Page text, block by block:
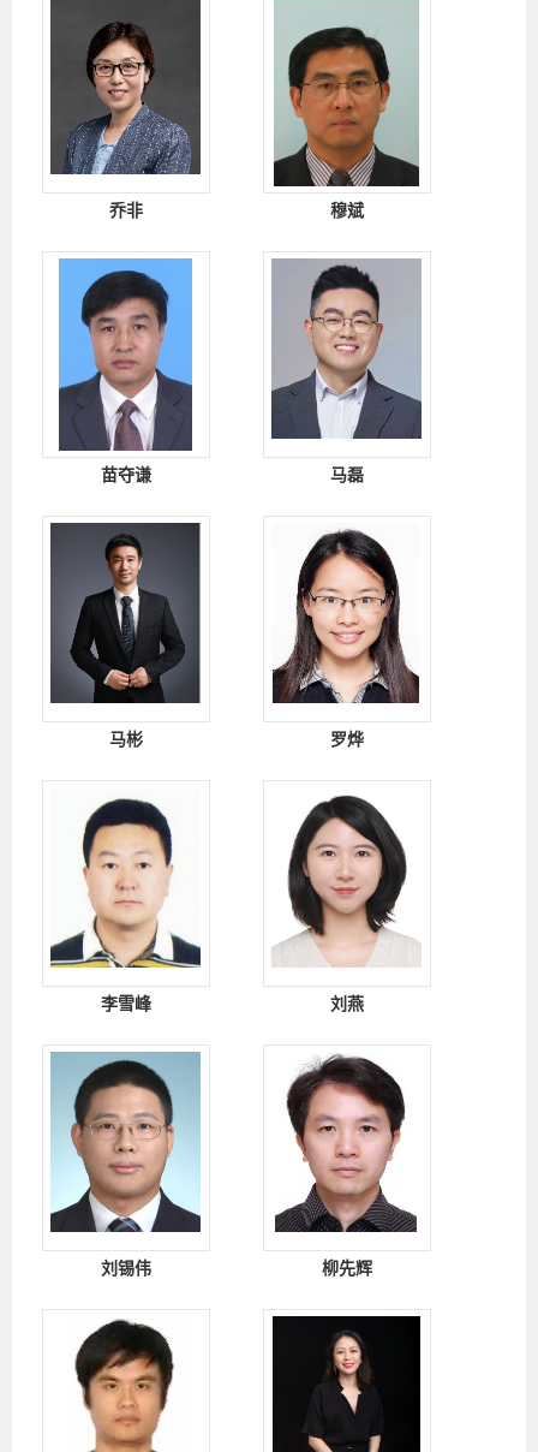
乔非 穆斌
苗夺谦 马磊
马彬 罗烨
李雪峰 刘燕
刘锡伟 柳先辉